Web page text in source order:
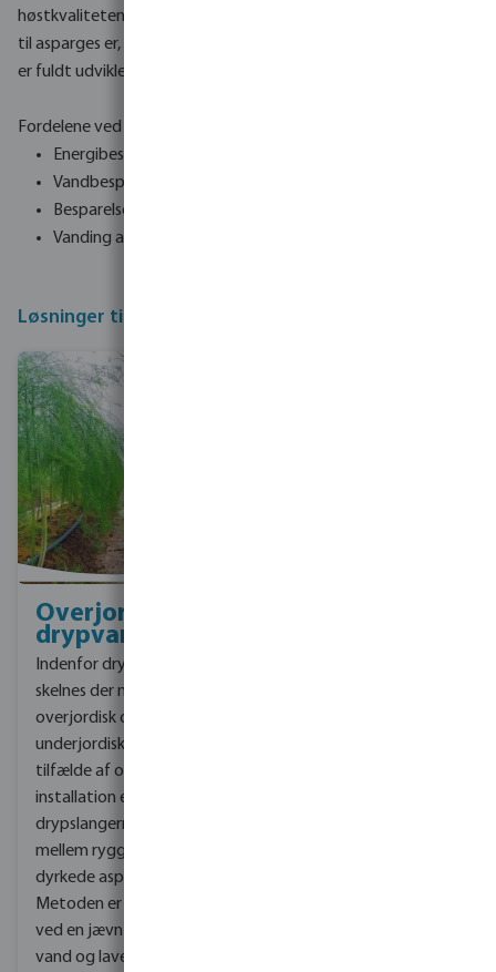
høstkvaliteten. De største fordele ved et drypvandingssystem
til asparges er, at de kan plantes hurtigere, og at de unge skud
er fuldt udviklede.
Fordelene ved drypvanding:
Energibesparelser på grund af lavt tryk
Vandbesparelser på grund af mindre fordampning
Besparelse af pesticider gennem sunde planter
Vanding af asparges er mindre tidskrævende
Løsninger til dyrkning af asparges
Overjordisk
drypvanding
Indenfor drypvanding
skelnes der mellem
overjordisk og
underjordisk installation. I
tilfælde af overjordisk
installation er
drypslangerne placeret
mellem ryggene på den
dyrkede asparges.
Metoden er kendetegnet
ved en jævn fordeling af
vand og lave